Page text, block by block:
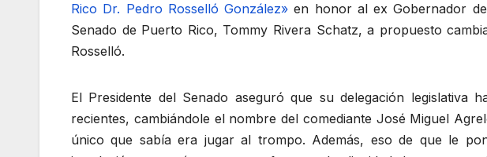
Rico Dr. Pedro Rosselló González» en honor al ex Gobernador
Senado de Puerto Rico, Tommy Rivera Schatz, a propuesto
Rosselló.
El Presidente del Senado aseguró que su delegación legislativa
recientes, cambiándole el nombre del comediante José Miguel
único que sabía era jugar al trompo. Además, eso de que le